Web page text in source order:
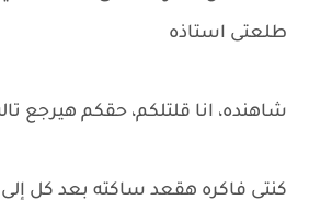
طلعتى استاذه
شاهنده، انا قلتلكم، حقكم هيرجع
كنتى فاكره هقعد ساكته بعد كل